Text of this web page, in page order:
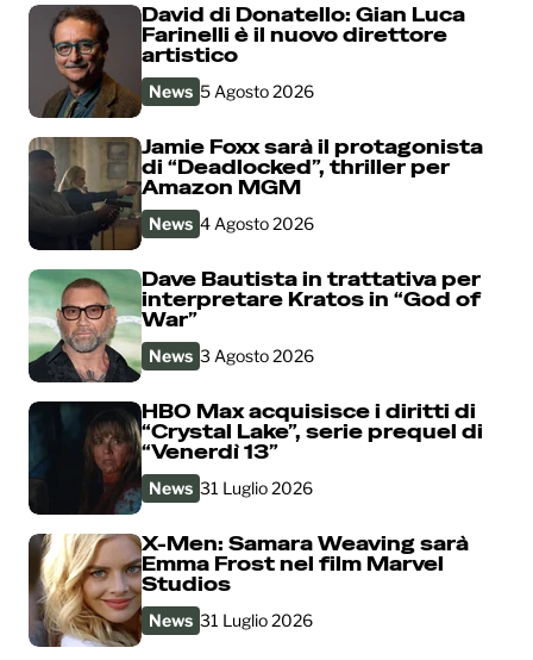
David di Donatello: Gian Luca
Farinelli è il nuovo direttore
artistico
News 5 Agosto 2026
Jamie Foxx sarà il protagonista
di “Deadlocked”, thriller per
Amazon MGM
News 4 Agosto 2026
Dave Bautista in trattativa per
interpretare Kratos in “God of
War”
News 3 Agosto 2026
HBO Max acquisisce i diritti di
“Crystal Lake”, serie prequel di
“Venerdì 13”
News 31 Luglio 2026
X-Men: Samara Weaving sarà
Emma Frost nel film Marvel
Studios
News 31 Luglio 2026